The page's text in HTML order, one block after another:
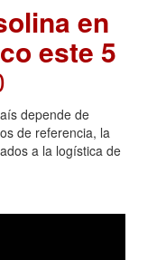
en
este 5
depende de
de referencia, la
a la logística de